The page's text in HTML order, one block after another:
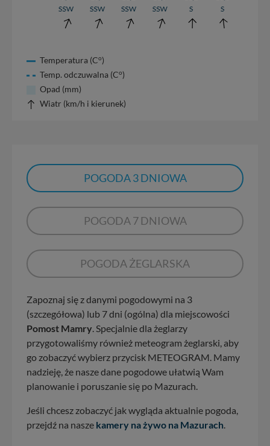
Temperatura (Co)
Temp. odczuwalna (Co)
Opad (mm)
Wiatr (km/h i kierunek)
POGODA 3 DNIOWA
POGODA 7 DNIOWA
POGODA ŻEGLARSKA
Zapoznaj się z danymi pogodowymi na 3
(szczegółowa) lub 7 dni (ogólna) dla miejscowości
Pomost Mamry. Specjalnie dla żeglarzy
przygotowaliśmy również meteogram żeglarski, aby
go zobaczyć wybierz przycisk METEOGRAM. Mamy
nadzieję, że nasze dane pogodowe ułatwią Wam
planowanie i poruszanie się po Mazurach.
Jeśli chcesz zobaczyć jak wygląda aktualnie pogoda,
przejdź na nasze kamery na żywo na Mazurach.